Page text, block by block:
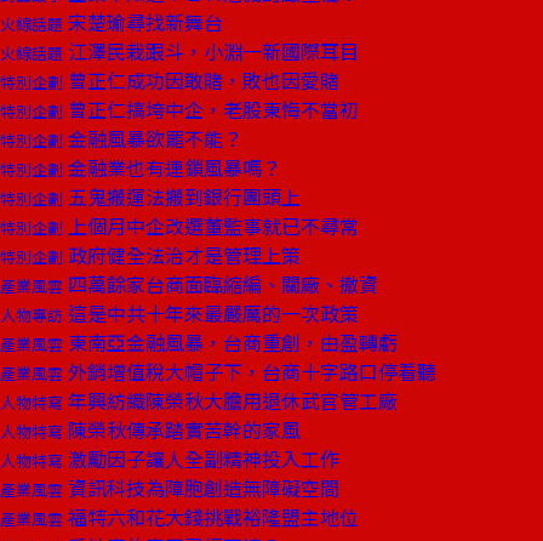
火線話題 宋楚瑜尋找新舞台
火線話題 江澤民栽跟斗，小淵一新國際耳目
特別企劃 曾正仁成功因敢賭，敗也因愛賭
特別企劃 曾正仁搞垮中企，老股東悔不當初
特別企劃 金融風暴欲罷不能？
特別企劃 金融業也有連鎖風暴嗎？
特別企劃 五鬼搬運法搬到銀行團頭上
特別企劃 上個月中企改選董監事就已不尋常
特別企劃 政府健全法治才是管理上策
產業風雲 四萬餘家台商面臨縮編、關廠、撤資
人物專訪 這是中共十年來最嚴厲的一次政策
產業風雲 東南亞金融風暴，台商重創，由盈轉虧
產業風雲 外銷增值稅大帽子下，台商十字路口停看聽
人物特寫 年興紡織陳榮秋大膽用退休武官管工廠
人物特寫 陳榮秋傳承踏實苦幹的家風
人物特寫 激勵因子讓人全副精神投入工作
產業風雲 資訊科技為障胞創造無障礙空間
產業風雲 福特六和花大錢挑戰裕隆盟主地位